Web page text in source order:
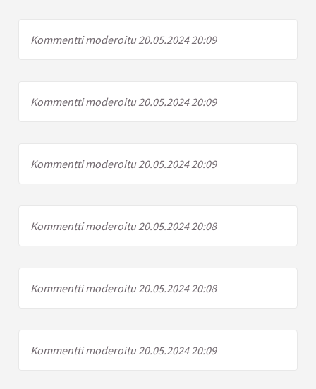
Kommentti moderoitu 20.05.2024 20:09
Kommentti moderoitu 20.05.2024 20:09
Kommentti moderoitu 20.05.2024 20:09
Kommentti moderoitu 20.05.2024 20:08
Kommentti moderoitu 20.05.2024 20:08
Kommentti moderoitu 20.05.2024 20:09